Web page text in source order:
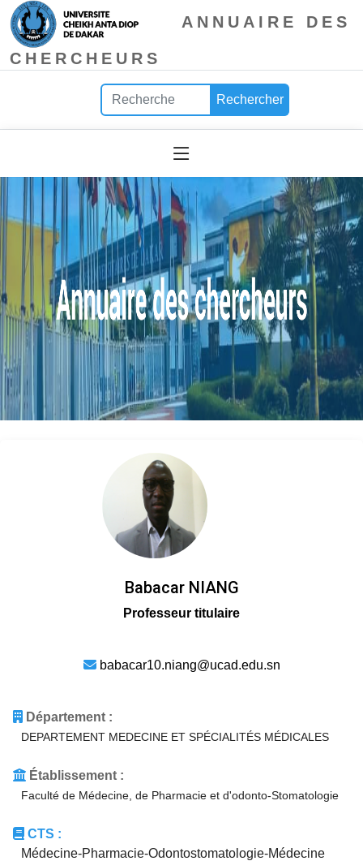
ANNUAIRE DES
CHERCHEURS
Rechercher
Babacar NIANG
Professeur titulaire
babacar10.niang@ucad.edu.sn
Département :
DEPARTEMENT MEDECINE ET SPÉCIALITÉS MÉDICALES
Établissement :
Faculté de Médecine, de Pharmacie et d'odonto-Stomatologie
CTS :
Médecine-Pharmacie-Odontostomatologie-Médecine